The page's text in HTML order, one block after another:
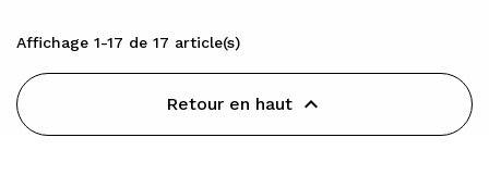
Affichage 1-17 de 17 article(s)
Retour en haut 